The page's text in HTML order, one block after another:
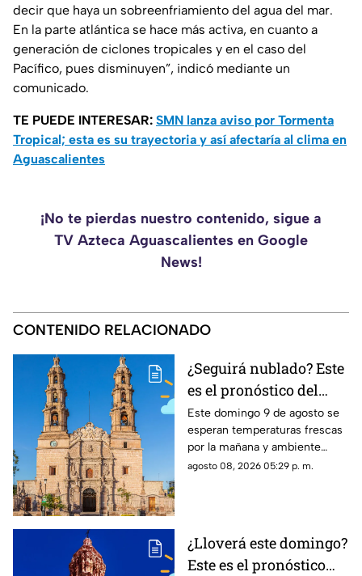
decir que haya un sobreenfriamiento del agua del mar.
En la parte atlántica se hace más activa, en cuanto a
generación de ciclones tropicales y en el caso del
Pacífico, pues disminuyen”, indicó mediante un
comunicado.
TE PUEDE INTERESAR: SMN lanza aviso por Tormenta
Tropical; esta es su trayectoria y así afectaría al clima en
Aguascalientes
¡No te pierdas nuestro contenido, sigue a
TV Azteca Aguascalientes en Google
News!
CONTENIDO RELACIONADO
¿Seguirá nublado? Este
es el pronóstico del
clima en
Aguascalientes HOY
domingo 9 de agosto
Este domingo 9 de agosto se
esperan temperaturas frescas
por la mañana y ambiente
cálido por la tarde; el clima en
agosto 08, 2026 05:29 p. m.
¿Lloverá este domingo?
Este es el pronóstico